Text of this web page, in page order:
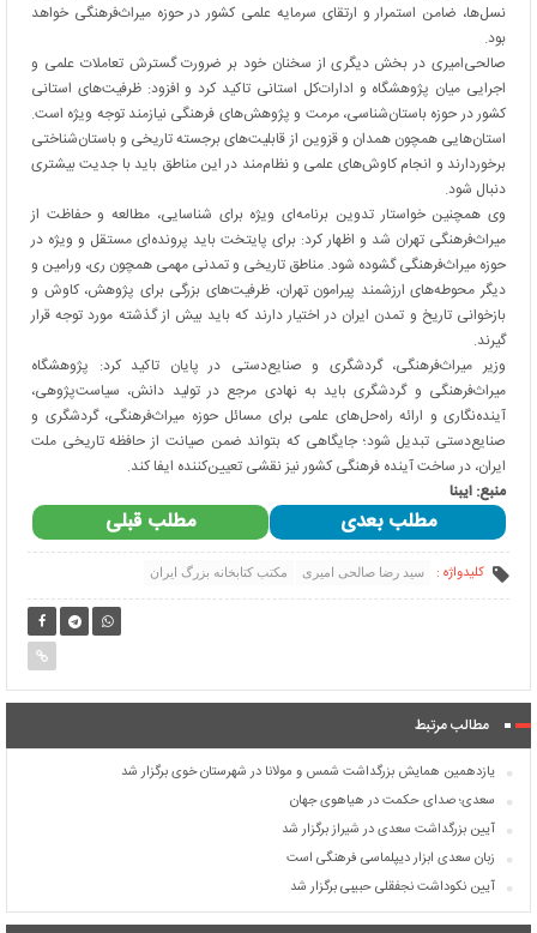
نسل‌ها، ضامن استمرار و ارتقای سرمایه علمی کشور در حوزه میراث‌فرهنگی خواهد
بود.
صالحی‌امیری در بخش دیگری از سخنان خود بر ضرورت گسترش تعاملات علمی و
اجرایی میان پژوهشگاه و ادارات‌کل استانی تاکید کرد و افزود: ظرفیت‌های استانی
کشور در حوزه باستان‌شناسی، مرمت و پژوهش‌های فرهنگی نیازمند توجه ویژه است.
استان‌هایی همچون همدان و قزوین از قابلیت‌های برجسته تاریخی و باستان‌شناختی
برخوردارند و انجام کاوش‌های علمی و نظام‌مند در این مناطق باید با جدیت بیشتری
دنبال شود.
وی همچنین خواستار تدوین برنامه‌ای ویژه برای شناسایی، مطالعه و حفاظت از
میراث‌فرهنگی تهران شد و اظهار کرد: برای پایتخت باید پرونده‌ای مستقل و ویژه در
حوزه میراث‌فرهنگی گشوده شود. مناطق تاریخی و تمدنی مهمی همچون ری، ورامین و
دیگر محوطه‌های ارزشمند پیرامون تهران، ظرفیت‌های بزرگی برای پژوهش، کاوش و
بازخوانی تاریخ و تمدن ایران در اختیار دارند که باید بیش از گذشته مورد توجه قرار
گیرند.
وزیر میراث‌فرهنگی، گردشگری و صنایع‌دستی در پایان تاکید کرد: پژوهشگاه
میراث‌فرهنگی و گردشگری باید به نهادی مرجع در تولید دانش، سیاست‌پژوهی،
آینده‌نگاری و ارائه راه‌حل‌های علمی برای مسائل حوزه میراث‌فرهنگی، گردشگری و
صنایع‌دستی تبدیل شود؛ جایگاهی که بتواند ضمن صیانت از حافظه تاریخی ملت
ایران، در ساخت آینده فرهنگی کشور نیز نقشی تعیین‌کننده ایفا کند.
منبع: ایبنا
مطلب قبلی مطلب بعدی
کلیدواژه : سید رضا صالحی امیری مکتب کتابخانه بزرگ ایران
مطالب مرتبط
یازدهمین همایش بزرگداشت شمس و مولانا در شهرستان خوی برگزار شد
سعدی؛ صدای حکمت در هیاهوی جهان
آیین بزرگداشت سعدی در شیراز برگزار شد
زبان سعدی ابزار دیپلماسی فرهنگی است
آیین نکوداشت نجفقلی حبیبی برگزار شد